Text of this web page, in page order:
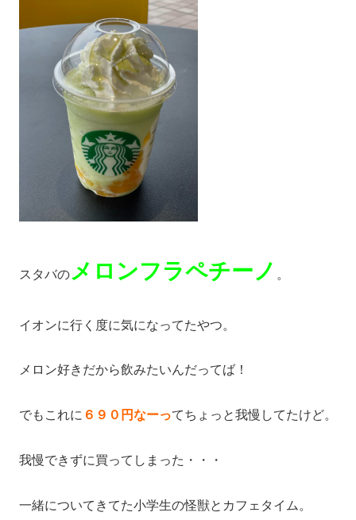
スタバのメロンフラペチーノ 。
イオンに行く度に気になってたやつ。
メロン好きだから飲みたいんだってば！
でもこれに ６９０円なーってちょっと我慢してたけど。
我慢できずに買ってしまった・・・
一緒についてきてた小学生の怪獣とカフェタイム。